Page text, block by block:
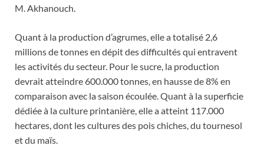
M. Akhanouch.
Quant à la production d’agrumes, elle a totalisé 2,6
millions de tonnes en dépit des difficultés qui entravent
les activités du secteur. Pour le sucre, la production
devrait atteindre 600.000 tonnes, en hausse de 8% en
comparaison avec la saison écoulée. Quant à la superficie
dédiée à la culture printanière, elle a atteint 117.000
hectares, dont les cultures des pois chiches, du tournesol
et du maïs.